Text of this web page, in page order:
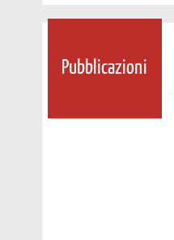
Pubblicazioni